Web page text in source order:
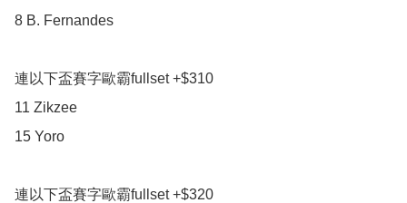
8 B. Fernandes
連以下盃賽字歐霸fullset +$310
11 Zikzee
15 Yoro
連以下盃賽字歐霸fullset +$320